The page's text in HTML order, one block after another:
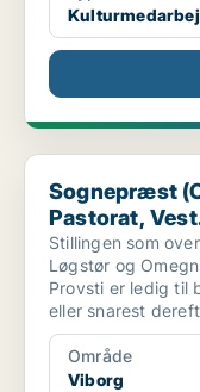
Sognepræst (OA) i
Sognepræst
Pastorat,
Stillingen som
Løgstør og
Provsti er ledig til
eller snarest
Område
Viborg